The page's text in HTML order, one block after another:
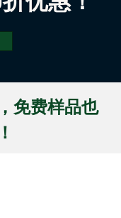
免费样品也